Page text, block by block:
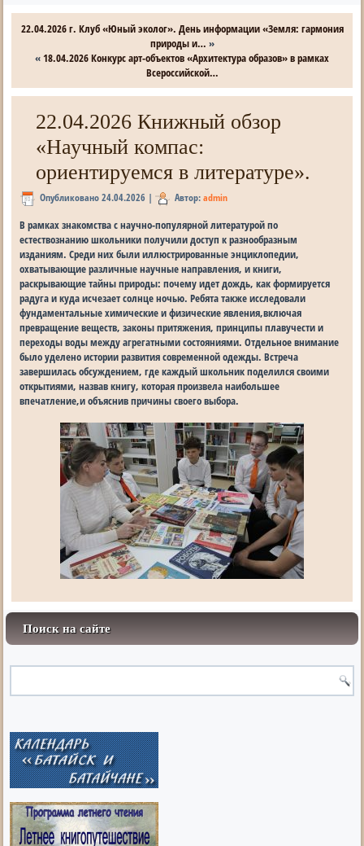
22.04.2026 г. Клуб «Юный эколог». День информации «Земля: гармония
природы и… »
«18.04.2026 Конкурс арт-объектов «Архитектура образов» в рамках
Всероссийской…
22.04.2026 Книжный обзор
«Научный компас:
ориентируемся в литературе».
Опубликовано 24.04.2026 | Автор: admin
В рамках знакомства с научно-популярной литературой по
естествознанию школьники получили доступ к разнообразным
изданиям. Среди них были иллюстрированные энциклопедии,
охватывающие различные научные направления, и книги,
раскрывающие тайны природы: почему идет дождь, как формируется
радуга и куда исчезает солнце ночью. Ребята также исследовали
фундаментальные химические и физические явления,включая
превращение веществ, законы притяжения, принципы плавучести и
переходы воды между агрегатными состояниями. Отдельное внимание
было уделено истории развития современной одежды. Встреча
завершилась обсуждением, где каждый школьник поделился своими
открытиями, назвав книгу, которая произвела наибольшее
впечатление,и объяснив причины своего выбора.
Поиск на сайте